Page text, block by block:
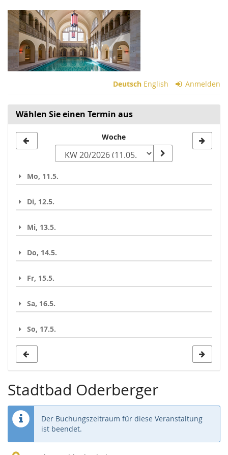
Zum
Haupt-
Inhalt
springen
Deutsch English Anmelden
Wählen Sie einen Termin aus
zur
auswählen
Woche
Mo, 11.5.
Di, 12.5.
Mi, 13.5.
Do, 14.5.
Fr, 15.5.
Sa, 16.5.
So, 17.5.
Stadtbad Oderberger
Der Buchungszeitraum für diese Veranstaltung
ist beendet.